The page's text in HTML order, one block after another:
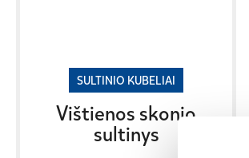
SULTINIO KUBELIAI
Vištienos skonio
sultinys